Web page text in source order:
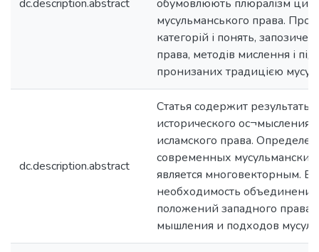
dc.description.abstract
обумовлюють плюралізм
мусульманського права.
категорій і понять,
права, методів мислення і
пронизаних традицією
dc.description.abstract
Статья содержит результаты
исторического ос¬мысления
исламского права.
современных мусульманских
является многовекторным.
необходимость
положений западного права
мышления и подходов